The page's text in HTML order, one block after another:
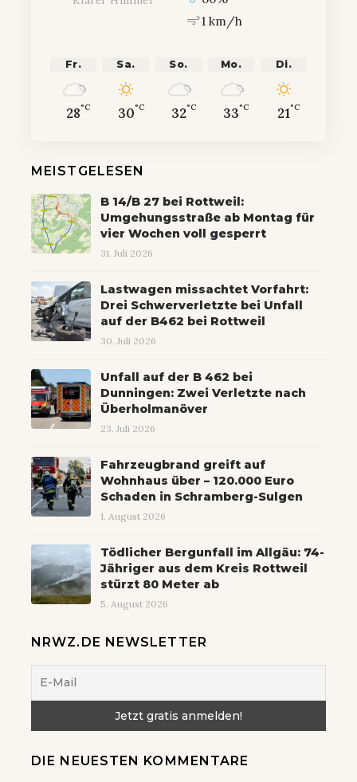
1 km/h
Fr.
28°C
Sa.
30°C
So.
32°C
Mo.
33°C
Di.
21°C
MEISTGELESEN
B 14/B 27 bei Rottweil:
Umgehungsstraße ab Montag für
vier Wochen voll gesperrt
31. Juli 2026
Lastwagen missachtet Vorfahrt:
Drei Schwerverletzte bei Unfall
auf der B462 bei Rottweil
30. Juli 2026
Unfall auf der B 462 bei
Dunningen: Zwei Verletzte nach
Überholmanöver
23. Juli 2026
Fahrzeugbrand greift auf
Wohnhaus über – 120.000 Euro
Schaden in Schramberg-Sulgen
1. August 2026
Tödlicher Bergunfall im Allgäu: 74-
Jähriger aus dem Kreis Rottweil
stürzt 80 Meter ab
5. August 2026
NRWZ.DE NEWSLETTER
DIE NEUESTEN KOMMENTARE